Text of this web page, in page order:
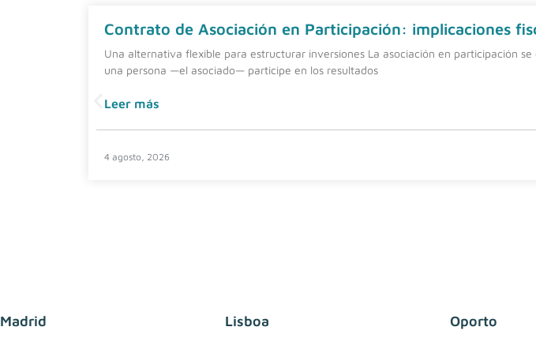
Contrato de Asociación en Participación: implicaciones
Una alternativa flexible para estructurar inversiones La asociación en participación
una persona —el asociado— participe en los resultados
Leer más
4 agosto, 2026
Madrid Lisboa Oporto